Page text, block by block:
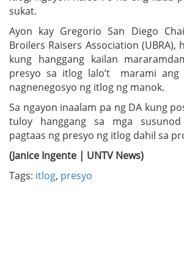
sukat.
Ayon kay Gregorio San Diego
Broilers Raisers Association (UBRA),
kung hanggang kailan
presyo sa itlog lalo’t marami ang
nagnenegosyo ng itlog ng manok.
Sa ngayon inaalam pa ng DA kung
tuloy hanggang sa mga
pagtaas ng presyo ng itlog dahil sa
(Janice Ingente | UNTV News)
Tags: itlog, presyo